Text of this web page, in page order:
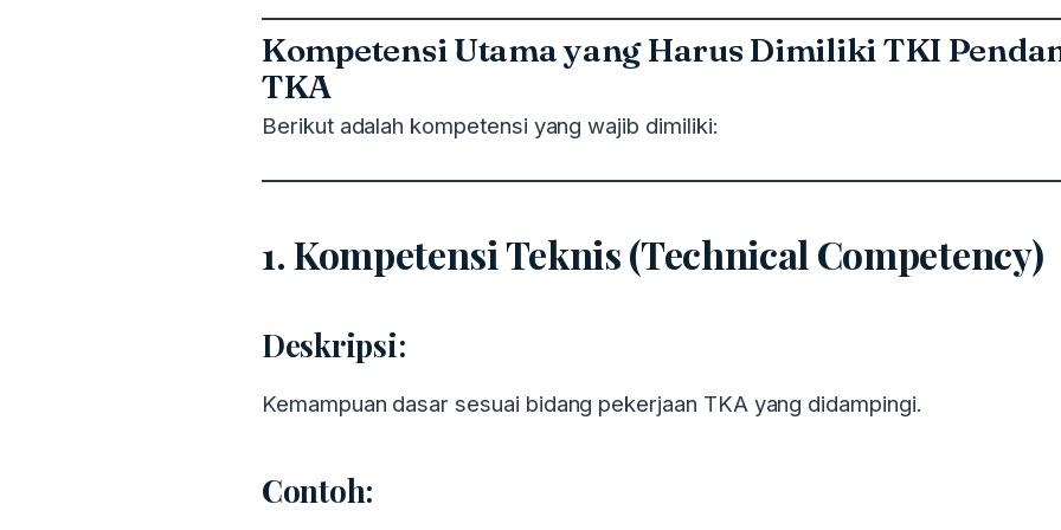
Kompetensi Utama yang Harus Dimiliki TKI
TKA
Berikut adalah kompetensi yang wajib dimiliki:
1. Kompetensi Teknis (Technical Competency)
Deskripsi:
Kemampuan dasar sesuai bidang pekerjaan TKA yang didampingi.
Contoh: